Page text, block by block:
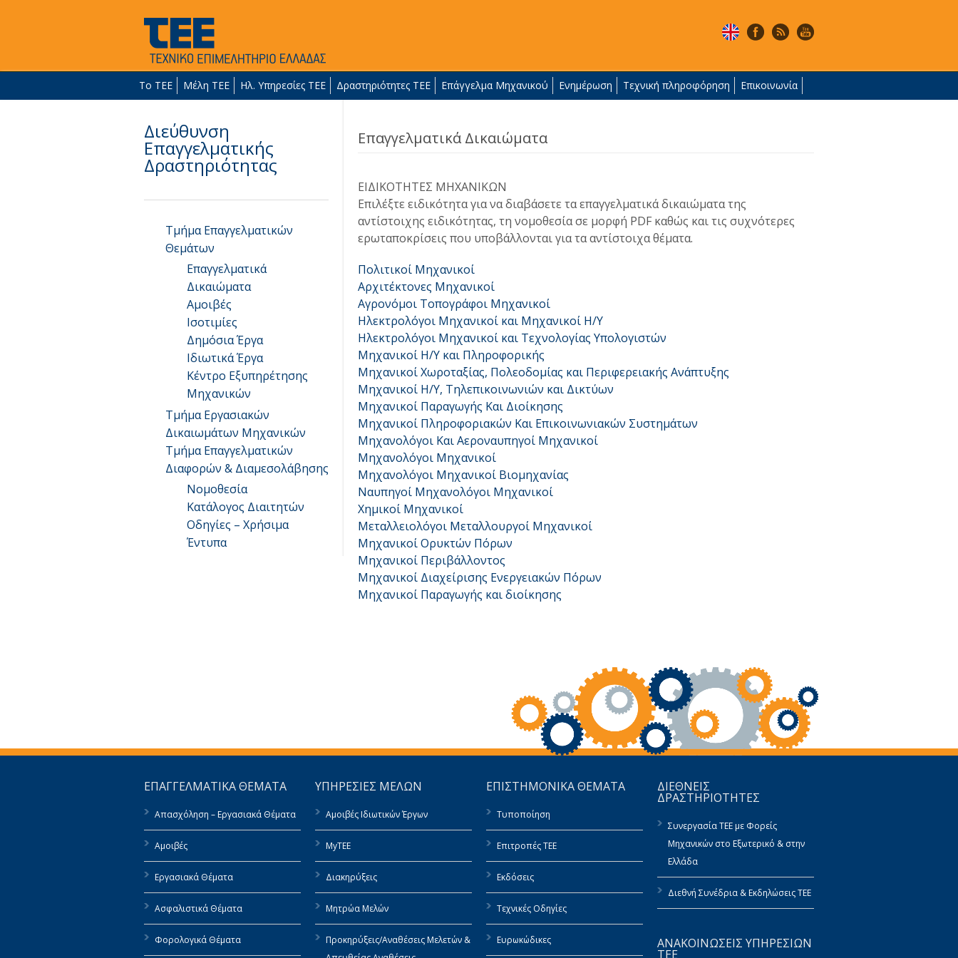
Το ΤΕΕ Μέλη ΤΕΕ Ηλ. Υπηρεσίες ΤΕΕ Δραστηριότητες ΤΕΕ Επάγγελμα Μηχανικού Ενημέρωση Τεχνική πληροφόρηση Επικοινωνία
Επαγγελματικά Δικαιώματα
ΕΙΔΙΚΟΤΗΤΕΣ ΜΗΧΑΝΙΚΩΝ
Επιλέξτε ειδικότητα για να διαβάσετε τα επαγγελματικά δικαιώματα της
αντίστοιχης ειδικότητας, τη νομοθεσία σε μορφή PDF καθώς και τις συχνότερες
ερωταποκρίσεις που υποβάλλονται για τα αντίστοιχα θέματα.
Πολιτικοί Μηχανικοί
Αρχιτέκτονες Μηχανικοί
Αγρονόμοι Τοπογράφοι Μηχανικοί
Ηλεκτρολόγοι Μηχανικοί και Μηχανικοί Η/Υ
Ηλεκτρολόγοι Μηχανικοί και Τεχνολογίας Υπολογιστών
Μηχανικοί Η/Υ και Πληροφορικής
Μηχανικοί Χωροταξίας, Πολεοδομίας και Περιφερειακής Ανάπτυξης
Μηχανικοί Η/Υ, Τηλεπικοινωνιών και Δικτύων
Μηχανικοί Παραγωγής Και Διοίκησης
Μηχανικοί Πληροφοριακών Και Επικοινωνιακών Συστημάτων
Μηχανολόγοι Και Αεροναυπηγοί Μηχανικοί
Μηχανολόγοι Μηχανικοί
Μηχανολόγοι Μηχανικοί Βιομηχανίας
Ναυπηγοί Μηχανολόγοι Μηχανικοί
Χημικοί Μηχανικοί
Μεταλλειολόγοι Μεταλλουργοί Μηχανικοί
Μηχανικοί Ορυκτών Πόρων
Μηχανικοί Περιβάλλοντος
Μηχανικοί Διαχείρισης Ενεργειακών Πόρων
Μηχανικοί Παραγωγής και διοίκησης
Διεύθυνση
Επαγγελματικής
Δραστηριότητας
Τμήμα Επαγγελματικών
Θεμάτων
Επαγγελματικά
Δικαιώματα
Αμοιβές
Ισοτιμίες
Δημόσια Έργα
Ιδιωτικά Έργα
Κέντρο Εξυπηρέτησης
Μηχανικών
Τμήμα Εργασιακών
Δικαιωμάτων Μηχανικών
Τμήμα Επαγγελματικών
Διαφορών & Διαμεσολάβησης
Νομοθεσία
Κατάλογος Διαιτητών
Οδηγίες – Χρήσιμα
Έντυπα
ΕΠΑΓΓΕΛΜΑΤΙΚΑ ΘΕΜΑΤΑ
Απασχόληση – Εργασιακά Θέματα
Αμοιβές
Εργασιακά Θέματα
Ασφαλιστικά Θέματα
Φορολογικά Θέματα
ΥΠΗΡΕΣΙΕΣ ΜΕΛΩΝ
Αμοιβές Ιδιωτικών Έργων
MyTEE
Διακηρύξεις
Μητρώα Μελών
Προκηρύξεις/Αναθέσεις Μελετών &
ΕΠΙΣΤΗΜΟΝΙΚΑ ΘΕΜΑΤΑ
Τυποποίηση
Επιτροπές ΤΕΕ
Εκδόσεις
Τεχνικές Οδηγίες
Ευρωκώδικες
ΔΙΕΘΝΕΙΣ
ΔΡΑΣΤΗΡΙΟΤΗΤΕΣ
Συνεργασία ΤΕΕ με Φορείς
Μηχανικών στο Εξωτερικό & στην
Ελλάδα
Διεθνή Συνέδρια & Εκδηλώσεις ΤΕΕ
ΑΝΑΚΟΙΝΩΣΕΙΣ ΥΠΗΡΕΣΙΩΝ
ΤΕΕ